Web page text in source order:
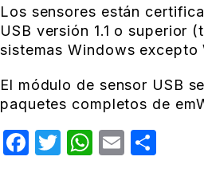
Los sensores están
USB versión 1.1 o superior
sistemas Windows
El módulo de sensor USB
paquetes completos de
Facebook
TwitterEmail